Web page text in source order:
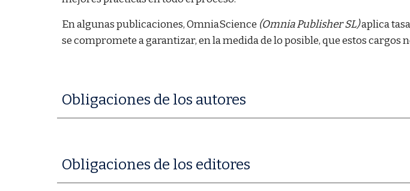
En algunas publicaciones, OmniaScience (Omnia Publisher SL)aplica
se compromete a garantizar, en la medida de lo posible, que estos
Obligaciones de los autores
Obligaciones de los editores